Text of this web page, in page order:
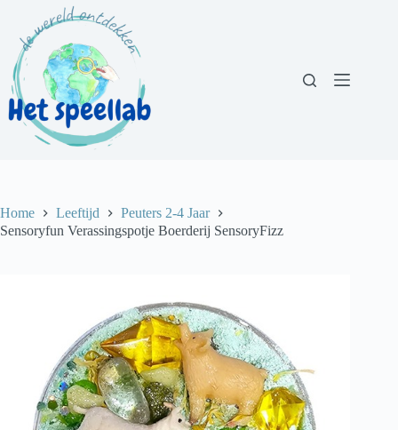
inhoud
Home Leeftijd
Peuters 2-4 Jaar
Sensoryfun Verassingspotje Boerderij SensoryFizz